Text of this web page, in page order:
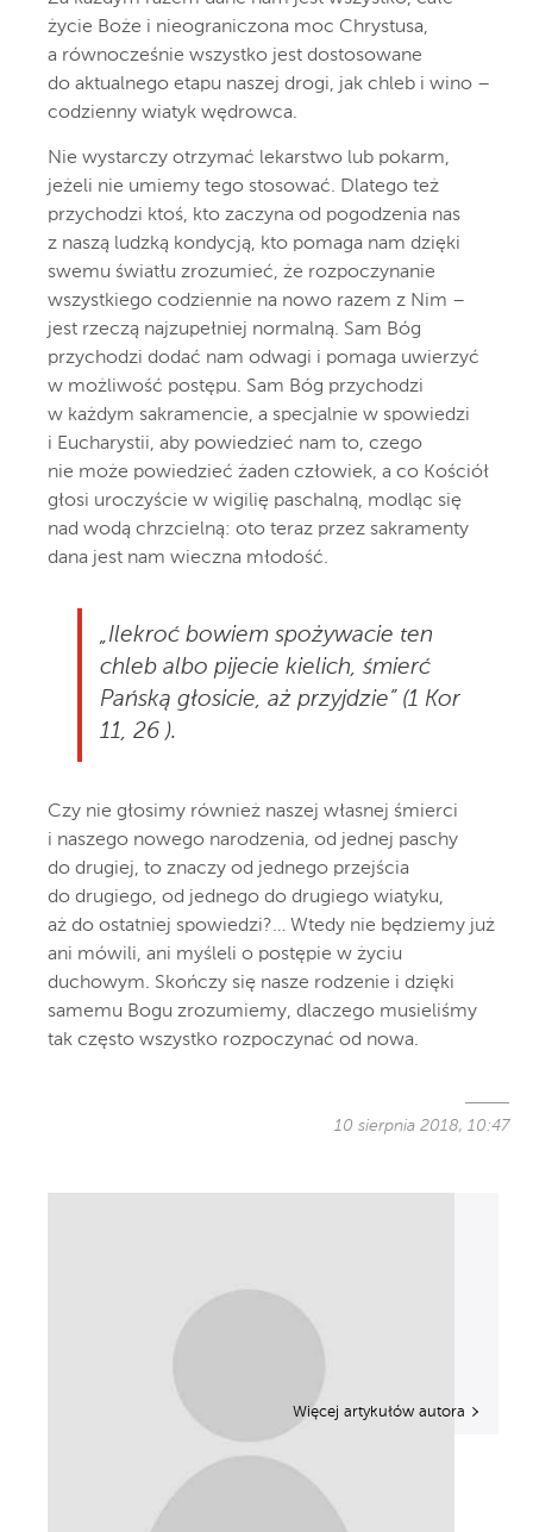
życie Boże i nieograniczona moc Chrystusa,
a równocześnie wszystko jest dostosowane
do aktualnego etapu naszej drogi, jak chleb i wino –
codzienny wiatyk wędrowca.
Nie wystarczy otrzymać lekarstwo lub pokarm,
jeżeli nie umiemy tego stosować. Dlatego też
przychodzi ktoś, kto zaczyna od pogodzenia nas
z naszą ludzką kondycją, kto pomaga nam dzięki
swemu światłu zrozumieć, że rozpoczynanie
wszystkiego codziennie na nowo razem z Nim –
jest rzeczą najzupełniej normalną. Sam Bóg
przychodzi dodać nam odwagi i pomaga uwierzyć
w możliwość postępu. Sam Bóg przychodzi
w każdym sakramencie, a specjalnie w spowiedzi
i Eucharystii, aby powiedzieć nam to, czego
nie może powiedzieć żaden człowiek, a co Kościół
głosi uroczyście w wigilię paschalną, modląc się
nad wodą chrzcielną: oto teraz przez sakramenty
dana jest nam wieczna młodość.
„Ilekroć bowiem spożywacie ten
chleb albo pijecie kielich, śmierć
Pańską głosicie, aż przyjdzie” (1 Kor
11, 26 ).
Czy nie głosimy również naszej własnej śmierci
i naszego nowego narodzenia, od jednej paschy
do drugiej, to znaczy od jednego przejścia
do drugiego, od jednego do drugiego wiatyku,
aż do ostatniej spowiedzi?… Wtedy nie będziemy już
ani mówili, ani myśleli o postępie w życiu
duchowym. Skończy się nasze rodzenie i dzięki
samemu Bogu zrozumiemy, dlaczego musieliśmy
tak często wszystko rozpoczynać od nowa.
10 sierpnia 2018, 10:47
Więcej artykułów autora